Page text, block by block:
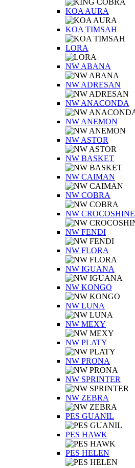
KOA AURA
KOA TIMSAH
LORA
NW ABANA
NW ADRESAN
NW ANACONDA
NW ANEMON
NW ASTOR
NW BASKET
NW CAIMAN
NW COBRA
NW CROCOSHINE
NW FENDI
NW FLORA
NW IGUANA
NW KONGO
NW LUNA
NW MEXY
NW PLATY
NW PRONA
NW SPRINTER
NW ZEBRA
PES GUANIL
PES HAWK
PES HELEN